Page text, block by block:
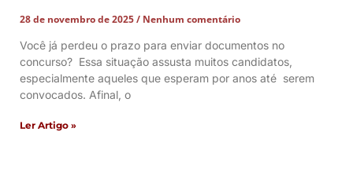
28 de novembro de 2025
Nenhum comentário
Você já perdeu o prazo para enviar documentos no
concurso? Essa situação assusta muitos candidatos,
especialmente aqueles que esperam por anos até serem
convocados. Afinal, o
Ler Artigo »